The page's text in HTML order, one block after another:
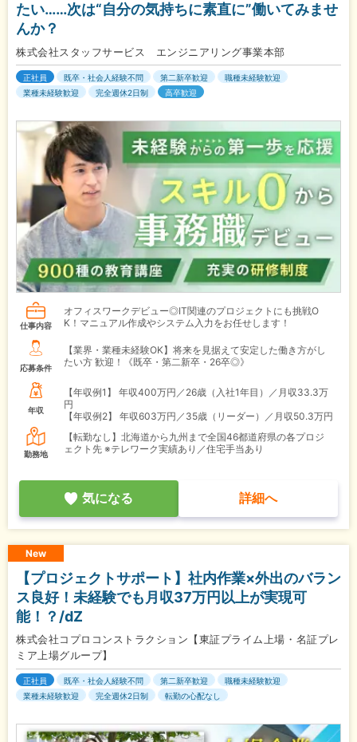
たい……次は“自分の気持ちに素直に”働いてみませ
んか？
株式会社スタッフサービス エンジニアリング事業本部
正社員 既卒・社会人経験不問 第二新卒歓迎
職種未経験歓迎
業種未経験歓迎
完全週休2日制 高卒歓迎
仕事内容
オフィスワークデビュー◎IT関連のプロジェクトにも挑戦O
K！マニュアル作成やシステム入力をお任せします！
応募条件
【業界・業種未経験OK】将来を見据えて安定した働き方がし
たい方 歓迎！《既卒・第二新卒・26卒◎》
年収
【年収例1】
年収400万円／26歳（入社1年目）／月収33.3万
円
【年収例2】
年収603万円／35歳（リーダー）／月収50.3万円
勤務地
【転勤なし】北海道から九州まで全国46都道府県の各プロジ
ェクト先 ※テレワーク実績あり／住宅手当あり
気になる 詳細へ
New
【プロジェクトサポート】社内作業×外出のバラン
ス良好！未経験でも月収37万円以上が実現可
能！？/dZ
株式会社コプロコンストラクション【東証プライム上場・名証プレ
ミア上場グループ】
正社員 既卒・社会人経験不問 第二新卒歓迎
職種未経験歓迎
業種未経験歓迎
完全週休2日制 転勤の心配なし